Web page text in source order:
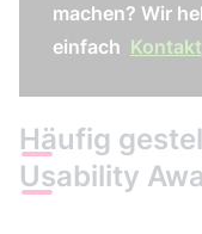
machen? Wir
einfach Kontakt
Häufig
Usability